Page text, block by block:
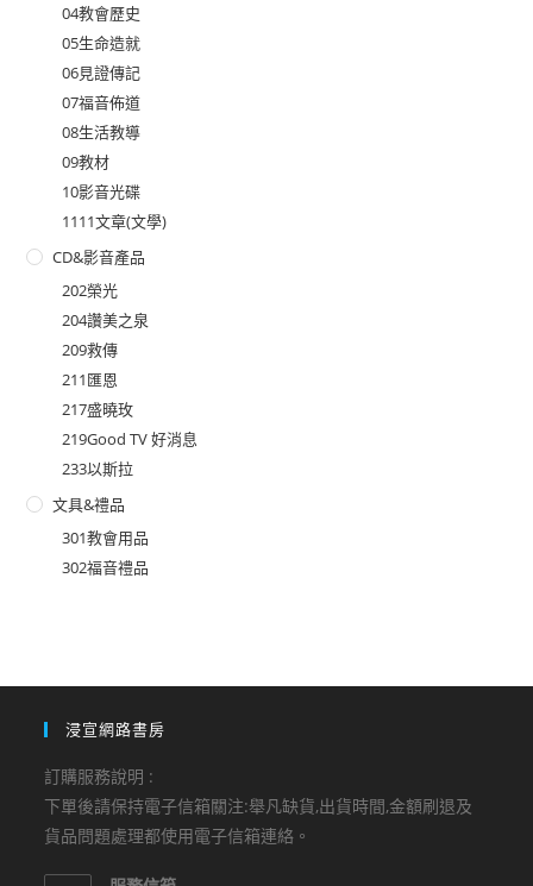
04教會歷史
05生命造就
06見證傳記
07福音佈道
08生活教導
09教材
10影音光碟
1111文章(文學)
CD&影音產品
202榮光
204讚美之泉
209救傳
211匯恩
217盛曉玫
219Good TV 好消息
233以斯拉
文具&禮品
301教會用品
302福音禮品
浸宣網路書房
訂購服務說明 :
下單後請保持電子信箱關注:舉凡缺貨,出貨時間,金額刷退及
貨品問題處理都使用電子信箱連絡。